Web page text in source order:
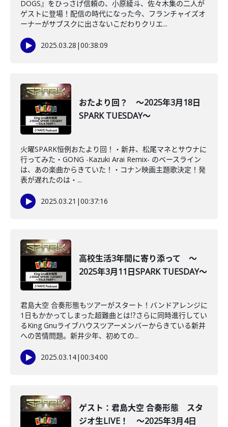
DOGS』をひっさげ信頼の、小原綾斗、佐々木集の二人が
ゲストに登場！配信の時代になった今、フランチャイズオ
ーナーがサブスクに出さないこだわりクリエ...
2025.03.28 |00:38:09
おたより回？ ～2025年3月18日
SPARK TUESDAY～
火曜SPARK恒例おたより回！・新井、松尾マネとサウナに
行ってみた・GONG -Kazuki Arai Remix- のベースライン
は、あの楽曲からきていた！・コナン映画主題歌決定！発
表が遅れたのは・...
2025.03.21 |00:37:16
高校生活3年間に寄り添って ～
2025年3月11日SPARK TUESDAY～
君島大空 合奏形態もツアーがスタート！バンドアレンジに
1日もかかってしまった超難曲とは⁉さらに同時進行してい
るKing Gnuライブハウスツアーメンバーからきている新井
への苦情問題。新井少年、初めての...
2025.03.14|00:34:00
ゲスト：君島大空 合奏形態 スタ
ジオ生LIVE！ ～2025年3月4日